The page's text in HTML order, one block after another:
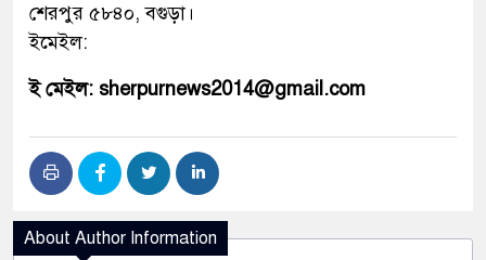
শেরপুর ৫৮৪০, বগুড়া।
ইমেইল:
ই মেইল: sherpurnews2014@gmail.com
About Author Information